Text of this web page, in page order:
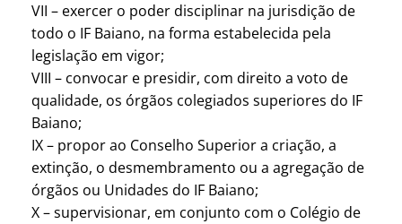
VII – exercer o poder disciplinar na jurisdição de
todo o IF Baiano, na forma estabelecida pela
legislação em vigor;
VIII – convocar e presidir, com direito a voto de
qualidade, os órgãos colegiados superiores do IF
Baiano;
IX – propor ao Conselho Superior a criação, a
extinção, o desmembramento ou a agregação de
órgãos ou Unidades do IF Baiano;
X – supervisionar, em conjunto com o Colégio de